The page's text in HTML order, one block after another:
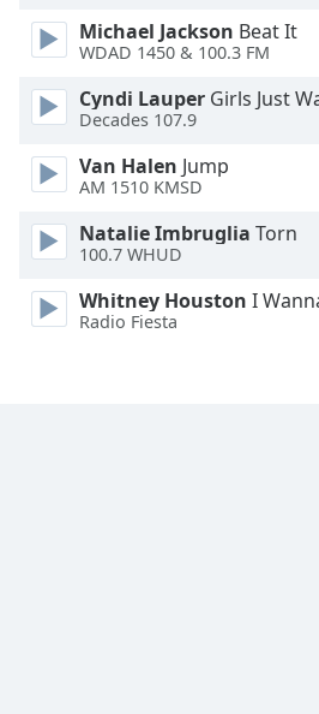
Michael Jackson Beat It
WDAD 1450 & 100.3 FM
Cyndi Lauper Girls Just
Decades 107.9
Van Halen Jump
AM 1510 KMSD
Natalie Imbruglia Torn
100.7 WHUD
Whitney Houston I Wanna
Radio Fiesta